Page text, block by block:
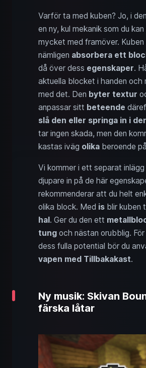
Varför ta med kuben? Jo, i
en ny, kul mekanik som du kan
mycket med framöver. Kuben
nämligen absorbera ett
då över dess egenskaper.
aktuella blocket i handen och
med det. Den byter textur
anpassar sitt beteende
slå den eller springa in i
tar ingen skada, men den
kastas iväg olika beroende
Vi kommer i ett separat
djupare in på de här
rekommenderar att du helt
olika block. Med is blir kuben
hal. Ger du den ett
tung och nästan orubblig.
dess fulla potential bör du
vapen med Tillbakakast.
Ny musik: Skivan
färska låtar